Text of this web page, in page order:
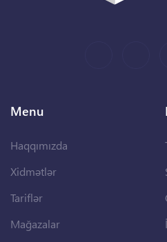
Menu
Haqqımızda
Xidmətlər
Tariflər
Mağazalar